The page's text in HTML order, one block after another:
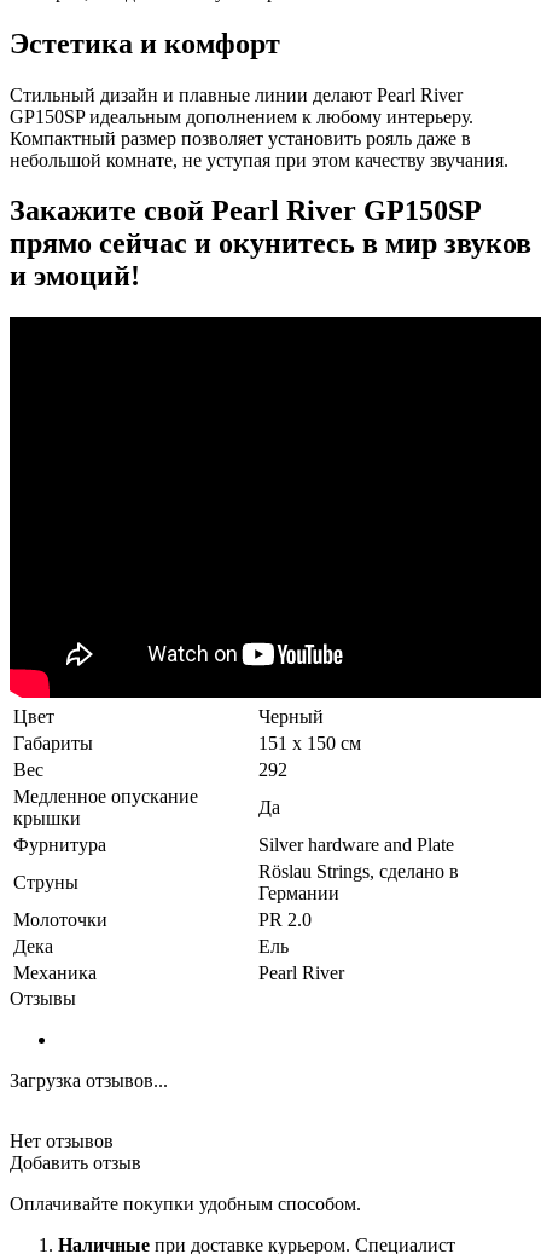
Эстетика и комфорт
Стильный дизайн и плавные линии делают Pearl River
GP150SP идеальным дополнением к любому интерьеру.
Компактный размер позволяет установить рояль даже в
небольшой комнате, не уступая при этом качеству звучания.
Закажите свой Pearl River GP150SP
прямо сейчас и окунитесь в мир звуков
и эмоций!
Цвет
Черный
Габариты
151 x 150 см
Вес
292
Медленное опускание
крышки
Да
Фурнитура
Silver hardware and Plate
Струны
Röslau Strings, сделано в
Германии
Молоточки
PR 2.0
Дека
Ель
Механика
Pearl River
Отзывы
Загрузка отзывов...
Нет отзывов
Добавить отзыв
Оплачивайте покупки удобным способом.
Наличные при доставке курьером. Специалист